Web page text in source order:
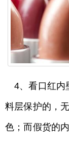
4、看口红内
料层保护的，
色；而假货的